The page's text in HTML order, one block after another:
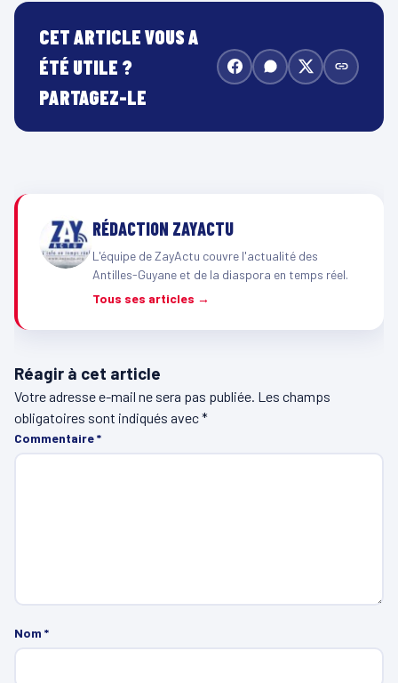
CET ARTICLE VOUS A
ÉTÉ UTILE ?
PARTAGEZ-LE
RÉDACTION ZAYACTU
L'équipe de ZayActu couvre l'actualité des
Antilles-Guyane et de la diaspora en temps réel.
Tous ses articles →
Réagir à cet article
Votre adresse e-mail ne sera pas publiée. Les champs
obligatoires sont indiqués avec*
Commentaire*
Nom *